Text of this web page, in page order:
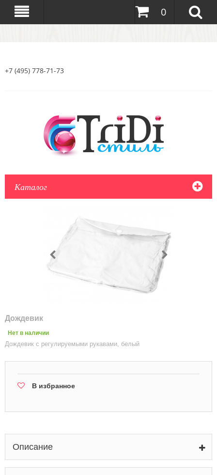
0
+7 (495) 778-71-73
Каталог
Дождевик
Нет в наличии
Дождевик с регулируемыми рукавами, белый
В избранное
Описание